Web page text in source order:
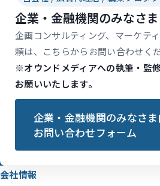
企業・金融機関のみなさま
企画コンサルティング、マーケテ
頼は、こちらからお問い合わせくだ
※オウンドメディアへの執筆・監
お願いいたします。
企業・金融機関のみなさ
お問い合わせフォーム
会社情報